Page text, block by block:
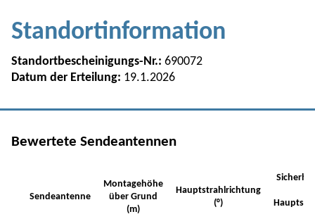
Standortinformation
Standortbescheinigungs-Nr.: 690072
Datum der Erteilung: 19.1.2026
Bewertete Sendeantennen
Sendeantenne
Montagehöhe
über Grund
(m)
Hauptstrahlrichtung
(°)